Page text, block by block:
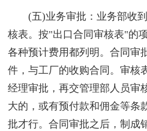
(五)业务审批：业务部收到
核表。按"出口合同审核表"的
各种预计费用都列明。合同审
件，与工厂的收购合同。审核
经理审批，再交管理部人员审
大的，或有预付款和佣金等条
批才行。合同审批之后，制成